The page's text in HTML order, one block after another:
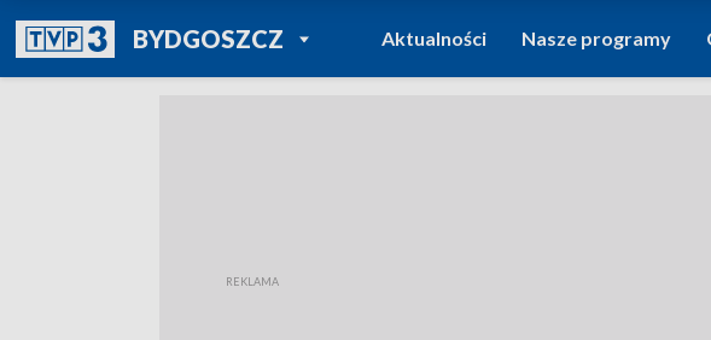
BYDGOSZCZPOWRÓT DO
TVP REGIONY
Aktualności Nasze programy